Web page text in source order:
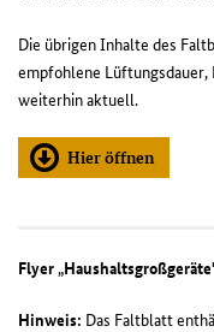
Die übrigen Inhalte des
empfohlene Lüftungsdauer,
weiterhin aktuell.
Hier öffnen
Flyer„
Hinweis: Das Faltblatt